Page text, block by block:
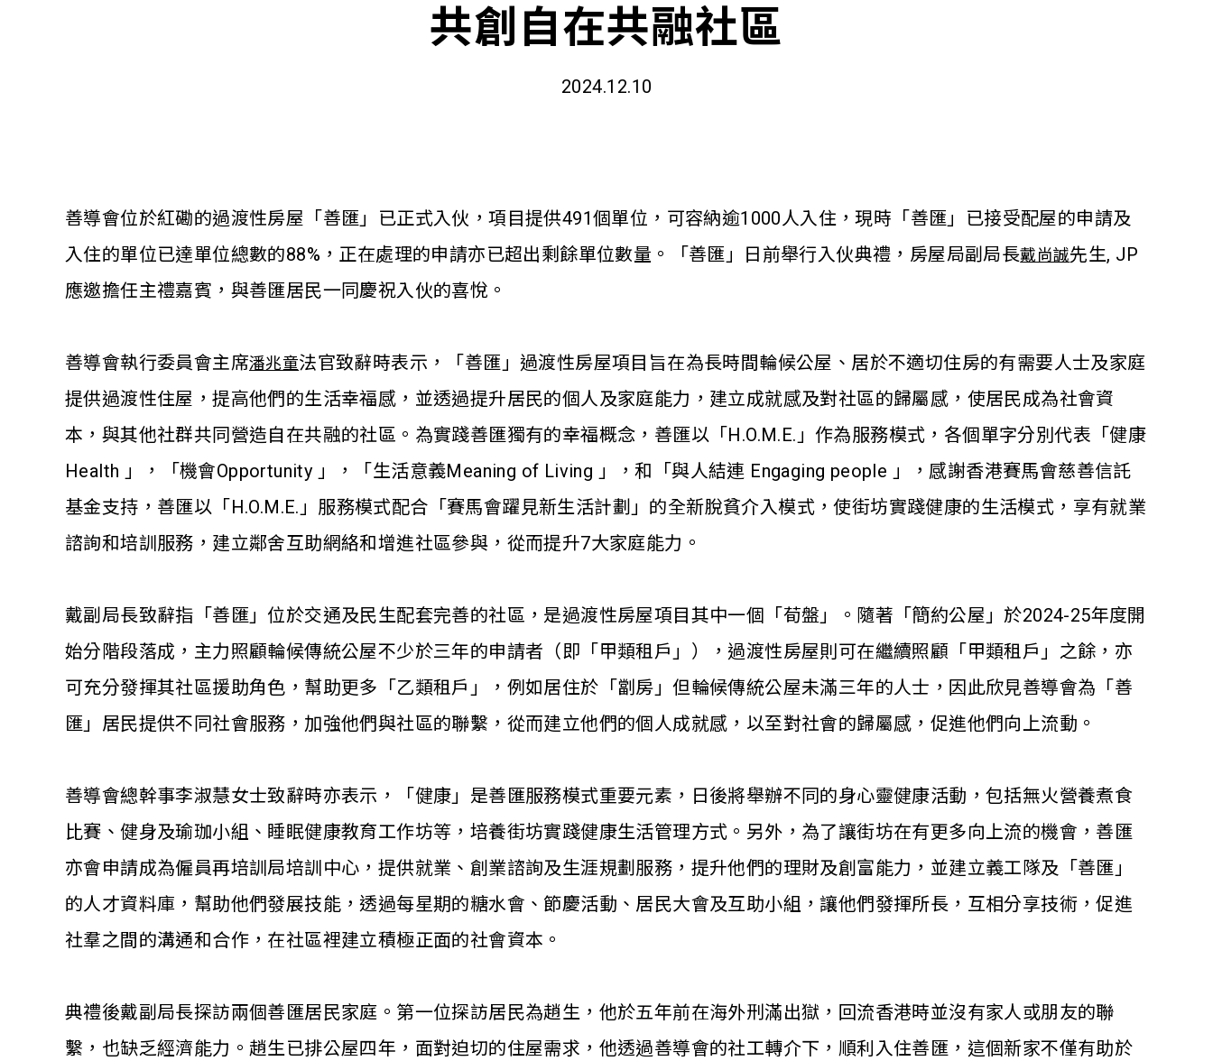
共創自在共融社區
2024.12.10
善導會位於紅磡的過渡性房屋「善匯」已正式入伙，項目提供491個單位，可容納逾1000人入住，現時「善匯」已接受配屋的申請及
入住的單位已達單位總數的88%，正在處理的申請亦已超出剩餘單位數量。「善匯」日前舉行入伙典禮，房屋局副局長戴尚誠先生, JP
應邀擔任主禮嘉賓，與善匯居民一同慶祝入伙的喜悅。
善導會執行委員會主席潘兆童法官致辭時表示，「善匯」過渡性房屋項目旨在為長時間輪候公屋、居於不適切住房的有需要人士及家庭
提供過渡性住屋，提高他們的生活幸福感，並透過提升居民的個人及家庭能力，建立成就感及對社區的歸屬感，使居民成為社會資
本，與其他社群共同營造自在共融的社區。為實踐善匯獨有的幸福概念，善匯以「H.O.M.E.」作為服務模式，各個單字分別代表「健康
Health 」，「機會Opportunity 」，「生活意義Meaning of Living 」，和「與人結連 Engaging people 」，感謝香港賽馬會慈善信託
基金支持，善匯以「H.O.M.E.」服務模式配合「賽馬會躍見新生活計劃」的全新脫貧介入模式，使街坊實踐健康的生活模式，享有就業
諮詢和培訓服務，建立鄰舍互助網絡和增進社區參與，從而提升7大家庭能力。
戴副局長致辭指「善匯」位於交通及民生配套完善的社區，是過渡性房屋項目其中一個「荀盤」。隨著「簡約公屋」於2024-25年度開
始分階段落成，主力照顧輪候傳統公屋不少於三年的申請者（即「甲類租戶」），過渡性房屋則可在繼續照顧「甲類租戶」之餘，亦
可充分發揮其社區援助角色，幫助更多「乙類租戶」，例如居住於「劏房」但輪候傳統公屋未滿三年的人士，因此欣見善導會為「善
匯」居民提供不同社會服務，加強他們與社區的聯繫，從而建立他們的個人成就感，以至對社會的歸屬感，促進他們向上流動。
善導會總幹事李淑慧女士致辭時亦表示，「健康」是善匯服務模式重要元素，日後將舉辦不同的身心靈健康活動，包括無火營養煮食
比賽、健身及瑜珈小組、睡眠健康教育工作坊等，培養街坊實踐健康生活管理方式。另外，為了讓街坊在有更多向上流的機會，善匯
亦會申請成為僱員再培訓局培訓中心，提供就業、創業諮詢及生涯規劃服務，提升他們的理財及創富能力，並建立義工隊及「善匯」
的人才資料庫，幫助他們發展技能，透過每星期的糖水會、節慶活動、居民大會及互助小組，讓他們發揮所長，互相分享技術，促進
社羣之間的溝通和合作，在社區裡建立積極正面的社會資本。
典禮後戴副局長探訪兩個善匯居民家庭。第一位探訪居民為趙生，他於五年前在海外刑滿出獄，回流香港時並沒有家人或朋友的聯
繫，也缺乏經濟能力。趙生已排公屋四年，面對迫切的住屋需求，他透過善導會的社工轉介下，順利入住善匯，這個新家不僅有助於